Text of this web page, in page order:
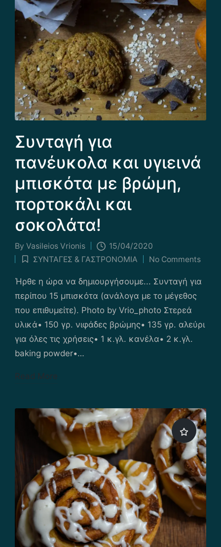
Συνταγή για
πανέυκολα και υγιεινά
μπισκότα με βρώμη,
πορτοκάλι και
σοκολάτα!
Posted
by
By Vasileios Vrionis 15/04/2020
Posted
in
ΣΥΝΤΑΓΕΣ & ΓΑΣΤΡΟΝΟΜΙΑ No Comments
Ήρθε η ώρα να δημιουργήσουμε... Συνταγή για
περίπου 15 μπισκότα (ανάλογα με το μέγεθος
που επιθυμείτε). Photo by Vrio_photo Στερεά
υλικά• 150 γρ. νιφάδες βρώμης• 135 γρ. αλεύρι
για όλες τις χρήσεις• 1 κ.γλ. κανέλα• 2 κ.γλ.
baking powder•…
Read More